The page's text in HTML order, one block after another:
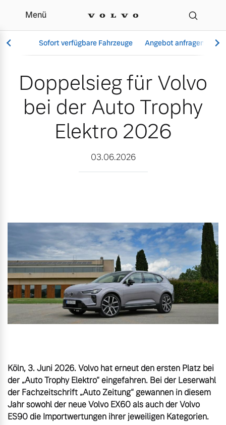
Doppelsieg für Volvo
Menü
Sofort verfügbare Fahrzeuge Angebot anfragen
Vollelektrisch
6 Modelle
Mild-Hybrid
4 Modelle
Editionsmodelle
Konnektivität
Aktuelle Angebote
Geschäftskunden
Volvo Gebrauchtwagenbörse
Gebrauchtwagen
Aktuelle Zubehörangebote
Aktuelle Serviceangebote
Service by Volvo
Unser Team
Kontakt und Anfahrt
Unsere News & Events
Doppelsieg für Volvo
bei der Auto Trophy
Elektro 2026
03.06.2026
Köln, 3. Juni 2026. Volvo hat erneut den ersten Platz bei
der „Auto Trophy Elektro“ eingefahren. Bei der Leserwahl
der Fachzeitschrift „Auto Zeitung“ gewannen in diesem
Jahr sowohl der neue Volvo EX60 als auch der Volvo
ES90 die Importwertungen ihrer jeweiligen Kategorien.